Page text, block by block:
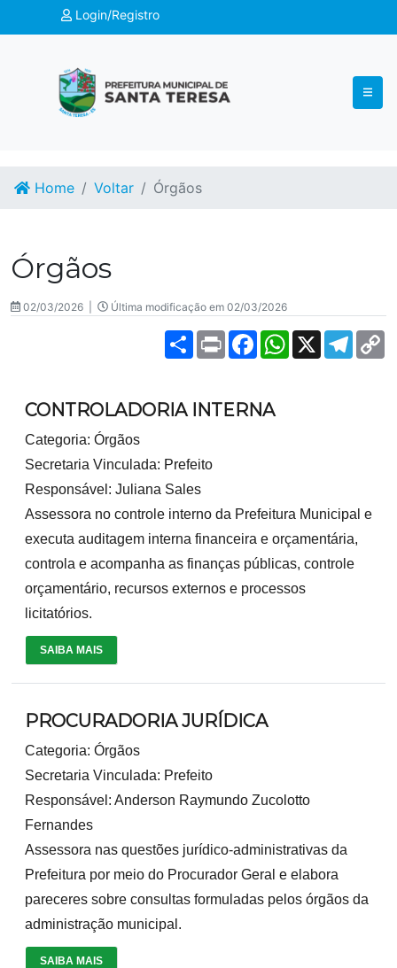
Login/Registro
Home Voltar Órgãos
Órgãos
02/03/2026 | Última modificação em 02/03/2026
SharePrint FacebookWhatsApp
X
CONTROLADORIA INTERNA
Categoria: Órgãos
Secretaria Vinculada: Prefeito
Responsável: Juliana Sales
Assessora no controle interno da Prefeitura Municipal e
executa auditagem interna financeira e orçamentária,
controla e acompanha as finanças públicas, controle
orçamentário, recursos externos e processos
licitatórios.
SAIBA MAIS
PROCURADORIA JURÍDICA
Categoria: Órgãos
Secretaria Vinculada: Prefeito
Responsável: Anderson Raymundo Zucolotto
Fernandes
Assessora nas questões jurídico-administrativas da
Prefeitura por meio do Procurador Geral e elabora
pareceres sobre consultas formuladas pelos órgãos da
administração municipal.
SAIBA MAIS